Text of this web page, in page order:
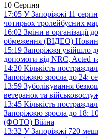
10 Серпня
17:05 У Запоріжжі 11
чотирьох тролейбусних
16:02 Зміни в організації
обмеження (ВІДЕО)
15:19 Запоріжжя увійшло
допомоги від NRC, Acted
14:20 Кількість
Запоріжжю зросла до 24:
13:59 Зуболікування
ветеранок та
13:45 Кількість
Запоріжжю зросла до 18:
(ФОТО) Війна
13:32 У Запоріжжі 720